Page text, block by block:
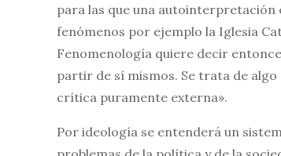
para las que una
fenómenos por ejemplo la Iglesia
Fenomenología quiere decir
partir de sí mismos. Se trata de
crítica puramente externa».
Por ideología se entenderá un